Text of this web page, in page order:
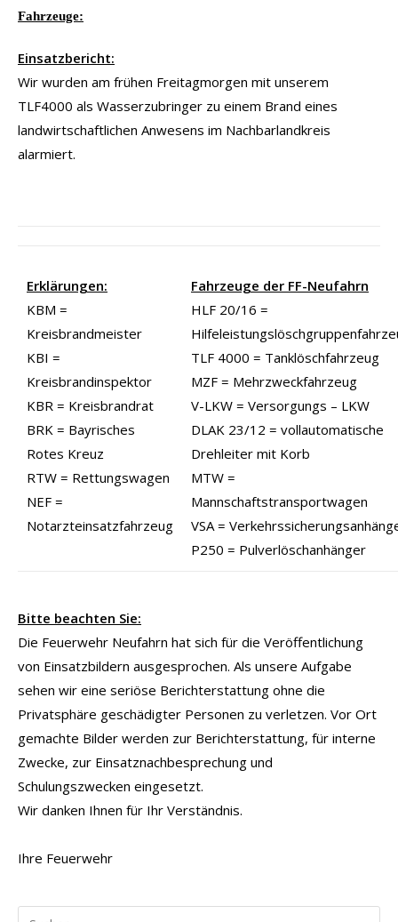
Fahrzeuge:
Einsatzbericht:
Wir wurden am frühen Freitagmorgen mit unserem
TLF4000 als Wasserzubringer zu einem Brand eines
landwirtschaftlichen Anwesens im Nachbarlandkreis
alarmiert.
Erklärungen:
KBM =
Kreisbrandmeister
KBI =
Kreisbrandinspektor
KBR = Kreisbrandrat
BRK = Bayrisches
Rotes Kreuz
RTW = Rettungswagen
NEF =
Notarzteinsatzfahrzeug
Fahrzeuge der FF-Neufahrn
HLF 20/16 =
TLF 4000 = Tanklöschfahrzeug
MZF = Mehrzweckfahrzeug
V-LKW = Versorgungs – LKW
DLAK 23/12 = vollautomatische
Drehleiter mit Korb
MTW =
Mannschaftstransportwagen
VSA =
P250 = Pulverlöschanhänger
Bitte beachten Sie:
Die Feuerwehr Neufahrn hat sich für die Veröffentlichung
von Einsatzbildern ausgesprochen. Als unsere Aufgabe
sehen wir eine seriöse Berichterstattung ohne die
Privatsphäre geschädigter Personen zu verletzen. Vor Ort
gemachte Bilder werden zur Berichterstattung, für interne
Zwecke, zur Einsatznachbesprechung und
Schulungszwecken eingesetzt.
Wir danken Ihnen für Ihr Verständnis.
Ihre Feuerwehr